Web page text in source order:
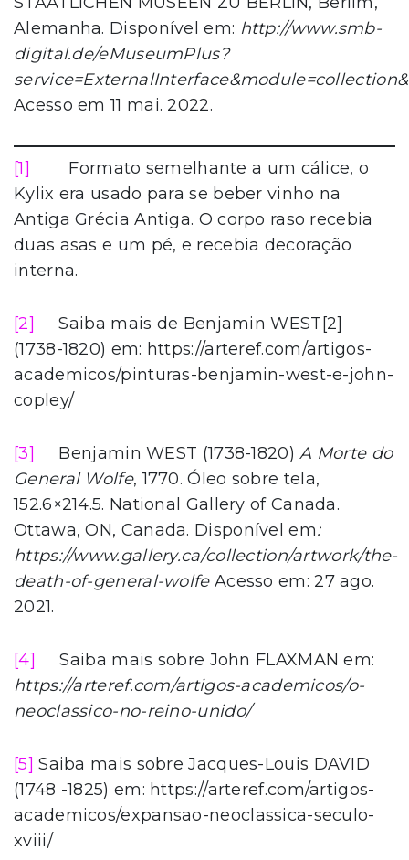
Alemanha. Disponível em: http://www.smb-
digital.de/eMuseumPlus?
Acesso em 11 mai. 2022.
[1]
Formato semelhante a um cálice, o
Kylix era usado para se beber vinho na
Antiga Grécia Antiga. O corpo raso recebia
duas asas e um pé, e recebia decoração
interna.
[2]
Saiba mais de Benjamin WEST[2]
(1738-1820) em: https://arteref.com/artigos-
academicos/pinturas-benjamin-west-e-john-
copley/
[3] Benjamin WEST (1738-1820)A Morte do
General Wolfe, 1770. Óleo sobre tela,
152.6×214.5. National Gallery of Canada.
Ottawa, ON, Canada. Disponível em:
https://www.gallery.ca/collection/artwork/the-
death-of-general-wolfeAcesso em: 27 ago.
2021.
[4]
Saiba mais sobre John FLAXMAN em:
https://arteref.com/artigos-academicos/o-
neoclassico-no-reino-unido/
[5] Saiba mais sobre Jacques-Louis DAVID
(1748 -1825) em: https://arteref.com/artigos-
academicos/expansao-neoclassica-seculo-
xviii/